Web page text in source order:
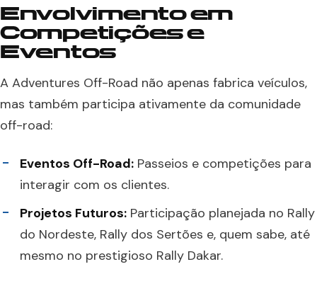
Envolvimento em
Competições e
Eventos
A Adventures Off-Road não apenas fabrica veículos,
mas também participa ativamente da comunidade
off-road:
Eventos Off-Road: Passeios e competições para
interagir com os clientes.
Projetos Futuros: Participação planejada no Rally
do Nordeste, Rally dos Sertões e, quem sabe, até
mesmo no prestigioso Rally Dakar.